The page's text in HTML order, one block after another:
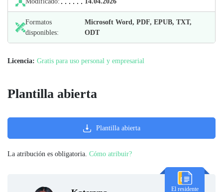
Formatos
disponibles:
Microsoft Word, PDF, EPUB, TXT,
ODT
Licencia: Gratis para uso personal y empresarial
El residente
Plantilla abierta
Plantilla abierta
La atribución es obligatoria. Cómo atribuir?